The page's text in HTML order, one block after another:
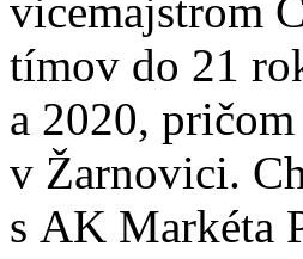
vicemajstrom
tímov do 21
a 2020,
v Žarnovici.
s AK Markéta